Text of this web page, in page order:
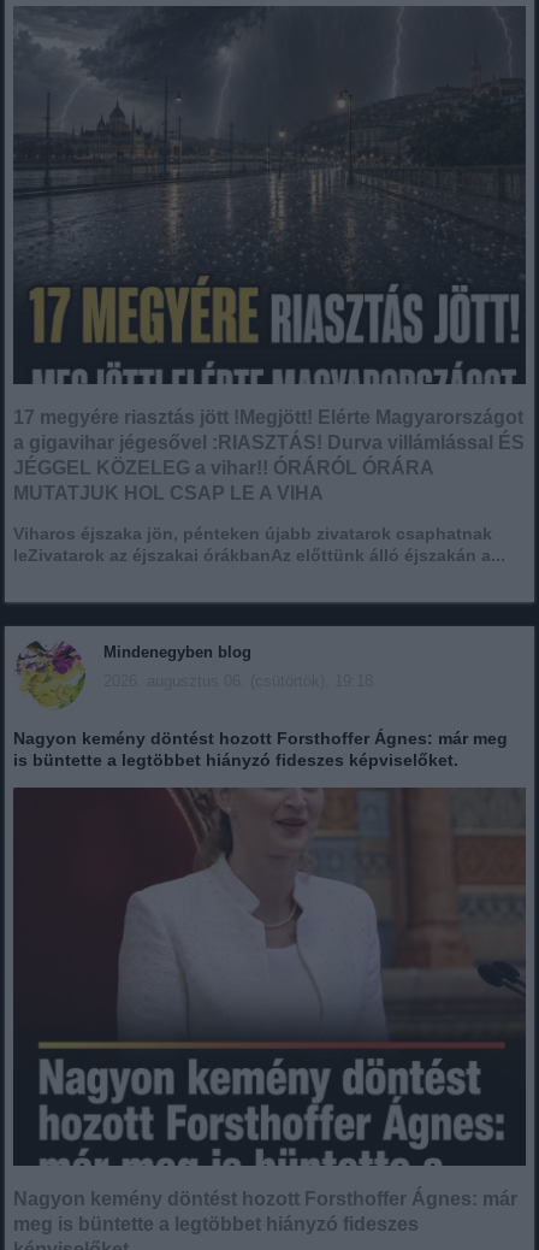
17 megyére riasztás jött !Megjött! Elérte Magyarországot
a gigavihar jégesővel :RIASZTÁS! Durva villámlással ÉS
JÉGGEL KÖZELEG a vihar!! ÓRÁRÓL ÓRÁRA
MUTATJUK HOL CSAP LE A VIHA
Viharos éjszaka jön, pénteken újabb zivatarok csaphatnak
leZivatarok az éjszakai órákbanAz előttünk álló éjszakán a...
Mindenegyben blog
Nagyon kemény döntést hozott Forsthoffer Ágnes: már meg
is büntette a legtöbbet hiányzó fideszes képviselőket.
Nagyon kemény döntést hozott Forsthoffer Ágnes: már
meg is büntette a legtöbbet hiányzó fideszes